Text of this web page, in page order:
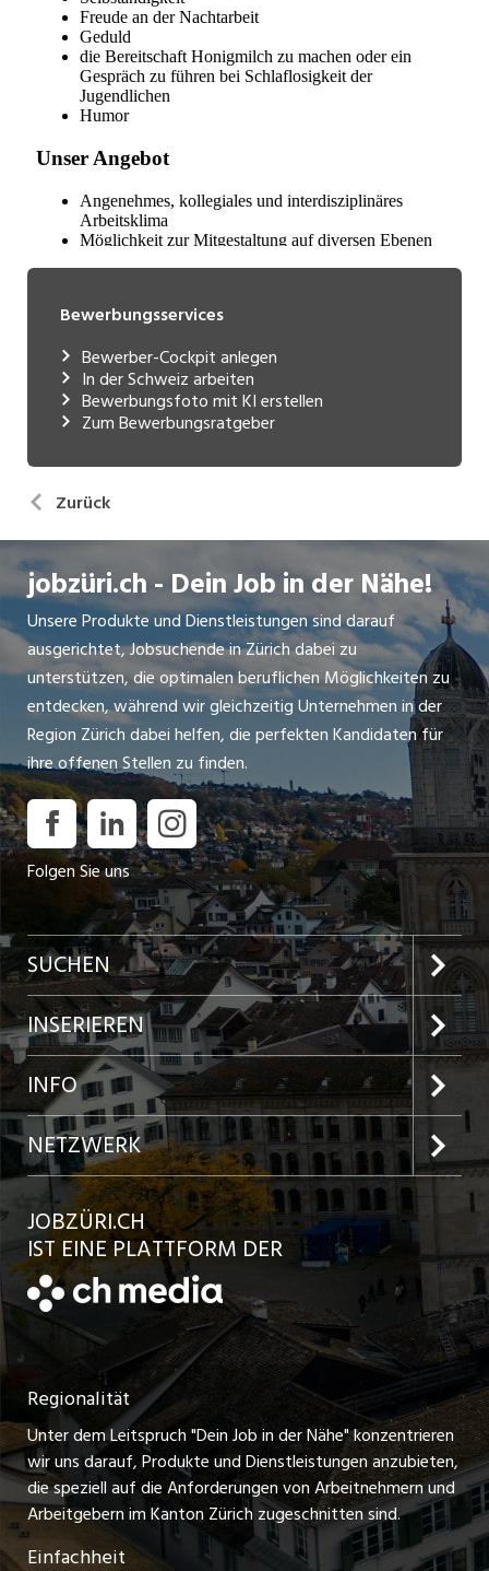
Bewerbungsservices
Bewerber-Cockpit anlegen
In der Schweiz arbeiten
Bewerbungsfoto mit KI erstellen
Zum Bewerbungsratgeber
Zurück
jobzüri.ch - Dein Job in der Nähe!
Unsere Produkte und Dienstleistungen sind darauf
ausgerichtet, Jobsuchende in Zürich dabei zu
unterstützen, die optimalen beruflichen Möglichkeiten zu
entdecken, während wir gleichzeitig Unternehmen in der
Region Zürich dabei helfen, die perfekten Kandidaten für
ihre offenen Stellen zu finden.
Folgen Sie uns
SUCHEN
Jobs im Kanton Zürich
Jobs in der Stadt Zürich
Jobs in der Stadt Winterthur
Jobs in der Stadt Bülach
Jobs in der Stadt Uster
Jobs in der Stadt Horgen
Festanstellungen
Temporäre Jobs
Freelance Jobs
Praktikum-Jobs
Lehrstellen
INSERIEREN
Preise und Leistungen
Inserat aufgeben
Kundenlogin
Schnittstelle
INFO
Team
Ratgeber
AGB
Datenschutzerklärung
Nutzungsbedingungen
Impressum
Stellenmeldepflicht
NETZWERK
jobbasel.ch
jobbern.ch
jobmittelland.ch
zentraljob.ch
myjob.ch
schaffu.ch (VS)
ajourjob.ch
JOBZÜRI.CH
IST EINE PLATTFORM DER
Regionalität
Unter dem Leitspruch "Dein Job in der Nähe" konzentrieren
wir uns darauf, Produkte und Dienstleistungen anzubieten,
die speziell auf die Anforderungen von Arbeitnehmern und
Arbeitgebern im Kanton Zürich zugeschnitten sind.
Einfachheit